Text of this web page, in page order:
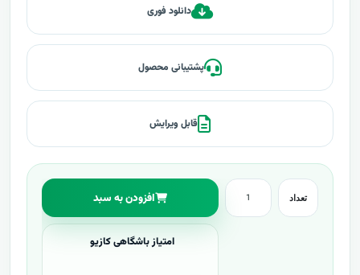
دانلود فوری
پشتیبانی محصول
قابل ویرایش
تعداد افزودن به سبد
امتیاز باشگاهی کازیو